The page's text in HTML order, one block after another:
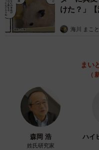
中に塊ができてしまった米粉
このような状態になった
の影響が大きいと考えて
けた？」【
海川 まこと
まい
（
森岡 浩
姓氏研究家
ハイ